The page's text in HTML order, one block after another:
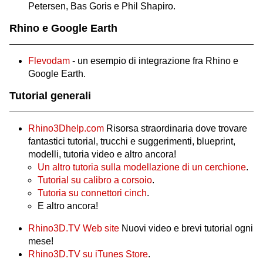
Petersen, Bas Goris e Phil Shapiro.
Rhino e Google Earth
Flevodam - un esempio di integrazione fra Rhino e
Google Earth.
Tutorial generali
Rhino3Dhelp.com Risorsa straordinaria dove trovare
fantastici tutorial, trucchi e suggerimenti, blueprint,
modelli, tutoria video e altro ancora!
Un altro tutoria sulla modellazione di un cerchione.
Tutorial su calibro a corsoio.
Tutoria su connettori cinch.
E altro ancora!
Rhino3D.TV Web site Nuovi video e brevi tutorial ogni
mese!
Rhino3D.TV su iTunes Store.